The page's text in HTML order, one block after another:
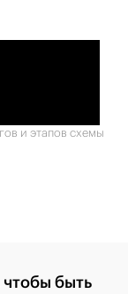
и этапов схемы
быть